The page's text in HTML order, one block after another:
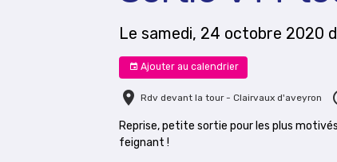
Le samedi, 24 octobre 2020
Ajouter au calendrier
Rdv devant la tour - Clairvaux d'aveyron
Reprise, petite sortie pour les plus
feignant !